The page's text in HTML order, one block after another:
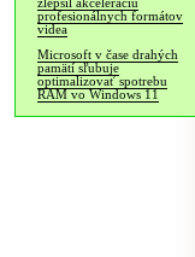
zlepšil akceleráciu
profesionálnych formátov
videa
Microsoft v čase drahých
pamätí sľubuje
optimalizovať spotrebu
RAM vo Windows 11